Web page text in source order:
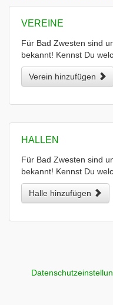
VEREINE
Für Bad Zwesten sind
bekannt! Kennst Du
Verein hinzufügen
HALLEN
Für Bad Zwesten sind
bekannt! Kennst Du
Halle hinzufügen